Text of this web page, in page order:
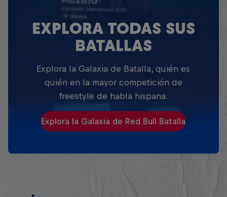
EXPLORA TODAS SUS
BATALLAS
Explora la Galaxia de Batalla, quién es
quién en la mayor competición de
freestyle de habla hispana.
Explora la Galaxia de Red Bull Batalla